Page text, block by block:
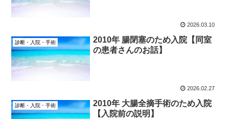
2026.03.10
診断・入院・手術
2010年 腸閉塞のため入院【同室
の患者さんのお話】
2026.02.27
診断・入院・手術
2010年 大腸全摘手術のため入院
【入院前の説明】